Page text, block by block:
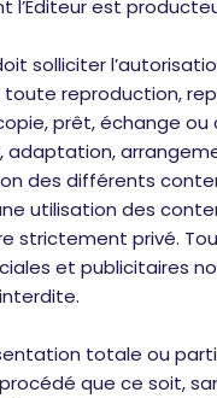
l’Éditeur est
solliciter
toute reproduction,
prêt, échange ou
adaptation,
des différents
utilisation des
strictement privé.
et publicitaires
totale ou
que ce soit,